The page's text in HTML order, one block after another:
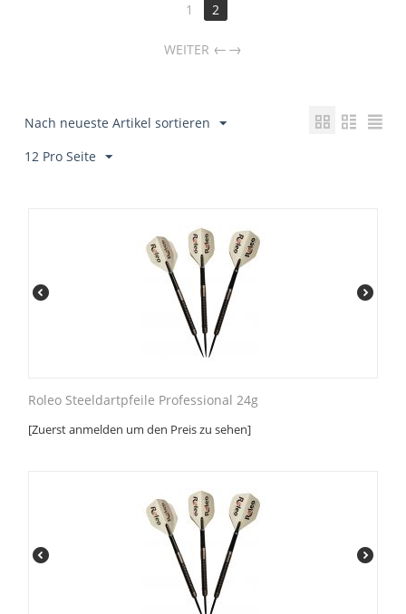
1 2
WEITER →
Nach neueste Artikel sortieren
12 Pro Seite
Roleo Steeldartpfeile Professional 24g
[Zuerst anmelden um den Preis zu sehen]